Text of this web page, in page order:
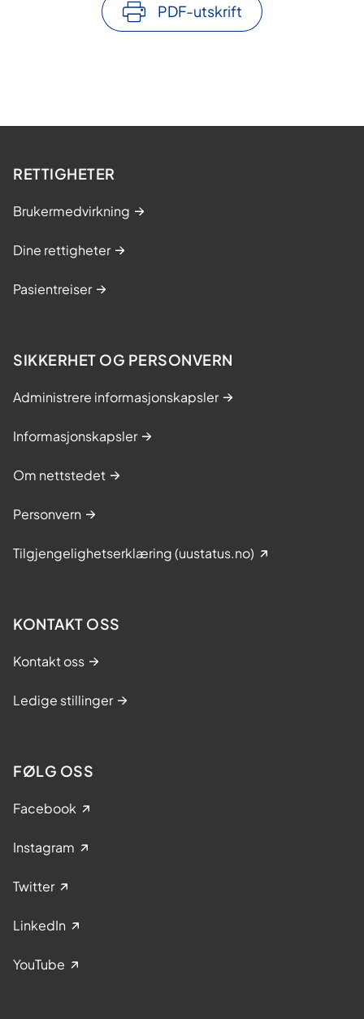
PDF-utskrift
RETTIGHETER
Brukermedvirkning
Dine rettigheter
Pasientreiser
SIKKERHET OG PERSONVERN
Administrere informasjonskapsler
Informasjonskapsler
Om nettstedet
Personvern
Tilgjengelighetserklæring (uustatus.no)
KONTAKT OSS
Kontakt oss
Ledige stillinger
FØLG OSS
Facebook
Instagram
Twitter
LinkedIn
YouTube